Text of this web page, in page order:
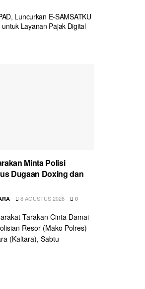
Luncurkan E-SAMSATKU
untuk Layanan Pajak Digital
Minta Polisi
Dugaan Doxing dan
8 AGUSTUS 2026 0
Tarakan Cinta Damai
Resor (Mako Polres)
(Kaltara), Sabtu